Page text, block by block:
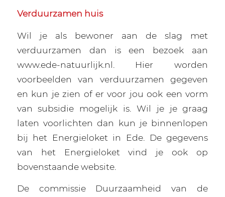
Verduurzamen huis
Wil je als bewoner aan de slag met
verduurzamen dan is een bezoek aan
www.ede-natuurlijk.nl. Hier worden
voorbeelden van verduurzamen gegeven
en kun je zien of er voor jou ook een vorm
van subsidie mogelijk is. Wil je je graag
laten voorlichten dan kun je binnenlopen
bij het Energieloket in Ede. De gegevens
van het Energieloket vind je ook op
bovenstaande website.
De commissie Duurzaamheid van de